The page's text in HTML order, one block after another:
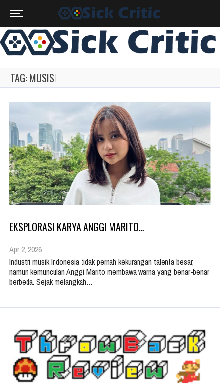
TAG: MUSISI
EKSPLORASI KARYA ANGGI MARITO…
Apr 2, 2026
Industri musik Indonesia tidak pernah kekurangan talenta besar,
namun kemunculan Anggi Marito membawa warna yang benar-benar
berbeda. Sejak melangkah…